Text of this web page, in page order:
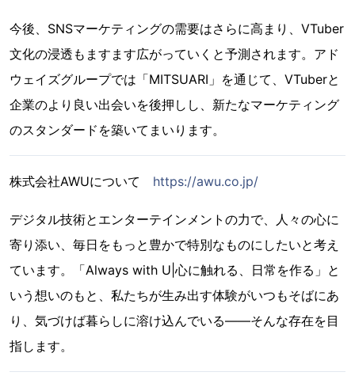
今後、SNSマーケティングの需要はさらに高まり、VTuber
文化の浸透もますます広がっていくと予測されます。アド
ウェイズグループでは「MITSUARI」を通じて、VTuberと
企業のより良い出会いを後押しし、新たなマーケティング
のスタンダードを築いてまいります。
株式会社AWUについて https://awu.co.jp/
デジタル技術とエンターテインメントの力で、人々の心に
寄り添い、毎日をもっと豊かで特別なものにしたいと考え
ています。「Always with U|心に触れる、日常を作る」と
いう想いのもと、私たちが生み出す体験がいつもそばにあ
り、気づけば暮らしに溶け込んでいる——そんな存在を目
指します。